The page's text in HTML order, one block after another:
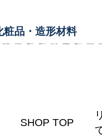
品・造形材料
SHOP TOP